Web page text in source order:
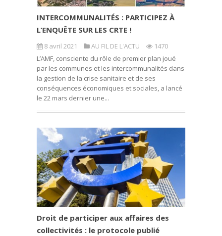
INTERCOMMUNALITÉS : PARTICIPEZ À
L’ENQUÊTE SUR LES CRTE !
8 avril 2021 AU FIL DE L'ACTU
1470
L’AMF, consciente du rôle de premier plan joué
par les communes et les intercommunalités dans
la gestion de la crise sanitaire et de ses
conséquences économiques et sociales, a lancé
le 22 mars dernier une...
Droit de participer aux affaires des
collectivités : le protocole publié